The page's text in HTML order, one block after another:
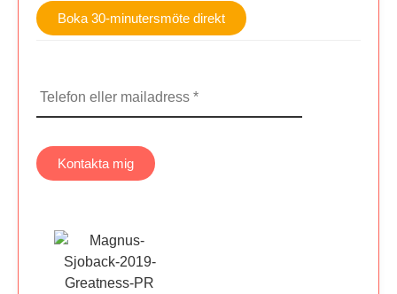
Boka 30-minutersmöte direkt
eller
Kontakta mig